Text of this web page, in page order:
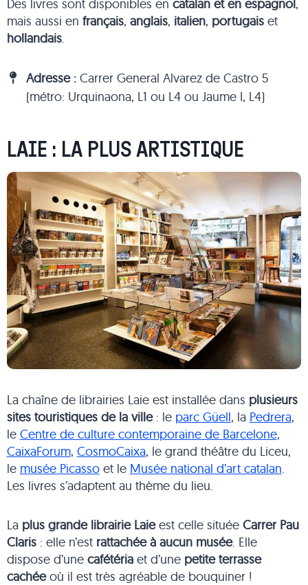
Des livres sont disponibles en catalan et en espagnol,
mais aussi en français, anglais, italien, portugaiset
hollandais.
Adresse :Carrer General Alvarez de Castro 5
(métro: Urquinaona, L1 ou L4 ou Jaume I, L4)
LAIE : LA PLUS ARTISTIQUE
La chaîne de librairies Laie est installée dans plusieurs
sites touristiques de la ville: le parc Güell, la Pedrera,
le Centre de culture contemporaine de Barcelone,
CaixaForum, CosmoCaixa, le grand théâtre du Liceu,
le musée Picassoet le Musée national d’art catalan
Les livres s’adaptent au thème du lieu.
La plus grande librairie Laieest celle située Carrer Pau
Claris: elle n’est rattachée à aucun musée. Elle
dispose d’une cafétériaet d’une petite terrasse
cachéeoù il est très agréable de bouquiner !